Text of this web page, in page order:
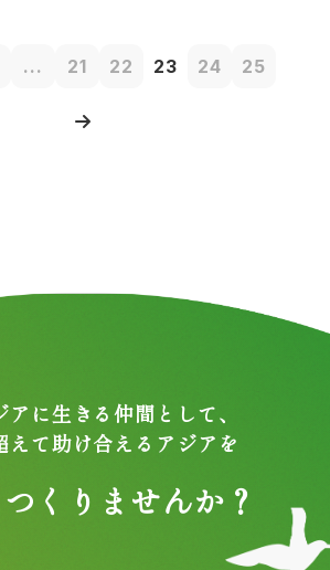
... 21 22 23 24 25
アに生きる仲間として、
えて助け合えるアジアを
くりませんか？